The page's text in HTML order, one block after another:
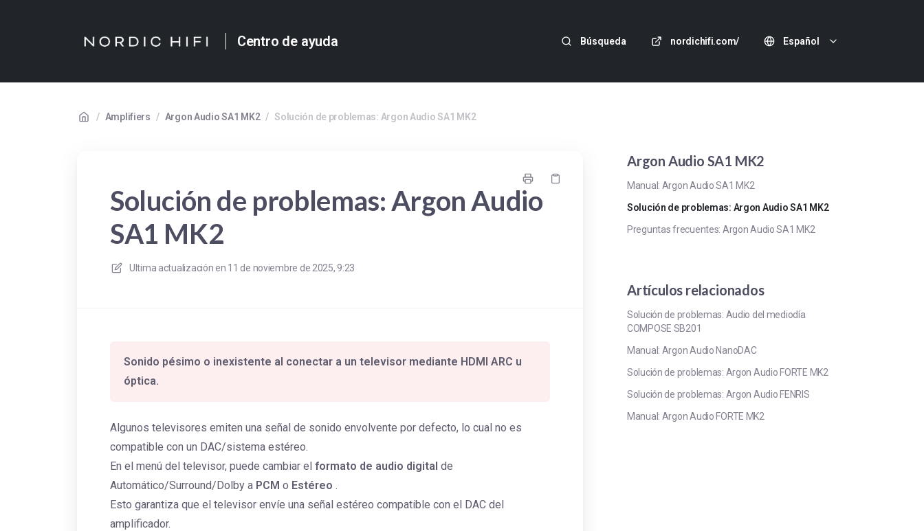
Centro de ayuda Búsqueda nordichifi.com/ Español
/ Amplifiers / Argon Audio SA1 MK2 / Solución de problemas: Argon Audio SA1 MK2
Solución de problemas: Argon Audio
SA1 MK2
Ultima actualización en 11 de noviembre de 2025, 9:23
Sonido pésimo o inexistente al conectar a un televisor mediante HDMI ARC u
óptica.
Algunos televisores emiten una señal de sonido envolvente por defecto, lo cual no es
compatible con un DAC/sistema estéreo.
En el menú del televisor, puede cambiar el formato de audio digital de
Automático/Surround/Dolby a PCM o Estéreo .
Esto garantiza que el televisor envíe una señal estéreo compatible con el DAC del
amplificador.
Argon Audio SA1 MK2
Manual: Argon Audio SA1 MK2
Solución de problemas: Argon Audio SA1 MK2
Preguntas frecuentes: Argon Audio SA1 MK2
Artículos relacionados
Solución de problemas: Audio del mediodía
COMPOSE SB201
Manual: Argon Audio NanoDAC
Solución de problemas: Argon Audio FORTE MK2
Solución de problemas: Argon Audio FENRIS
Manual: Argon Audio FORTE MK2